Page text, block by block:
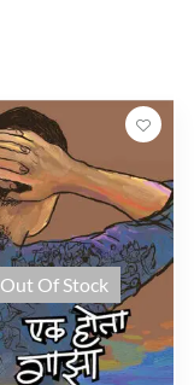
Out Of Stock